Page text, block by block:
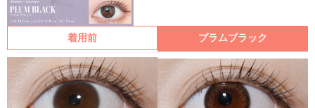
着用前 プラムブラック